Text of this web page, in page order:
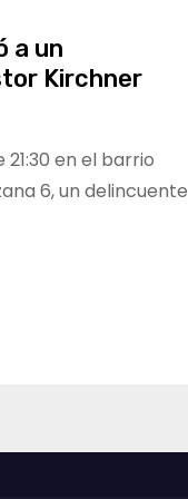
a un
Kirchner
en el barrio
6, un delincuente